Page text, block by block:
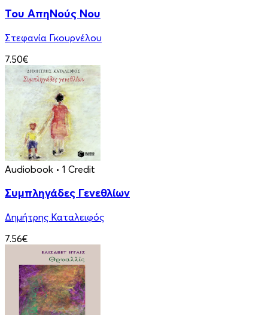
Του ΑπηΝούς Νου
Στεφανία Γκουρνέλου
7.50€
Audiobook • 1 Credit
Συμπληγάδες Γενεθλίων
Δημήτρης Καταλειφός
7.56€